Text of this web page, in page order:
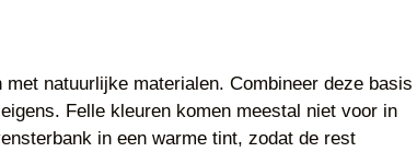
natuurlijke materialen. Combineer deze basis
Felle kleuren komen meestal niet voor in
in een warme tint, zodat de rest